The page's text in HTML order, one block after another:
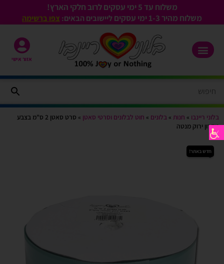
משלוח עד 5 ימי עסקים לרוב חלקי הארץ!
משלוח מהיר 1-3
ימי עסקים ליישובים הבאים: צפו ברשימה
אזור אישי
בלוני ריינבו » חנות » בלונים » חוט לבלונים וסרטי סאטן »
סרט סאטן 2 ס"מ בצבע
מקרון ירוק מנטה
חדש באתר!